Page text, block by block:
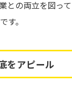
との両立を図っ
す。
をアピール